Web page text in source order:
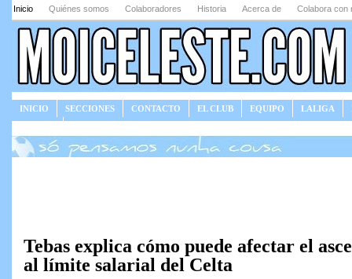
Inicio Quiénes somos Colaboradores Historia Acerca de Colabora con
INICIO SECCIONES CONTACTO EL CLUB EQUIPO LALIGA
Tebas explica cómo puede afectar el
al límite salarial del Celta